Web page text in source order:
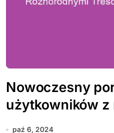
Nowoczesny
użytkowników z
treściami i
paź 6, 2024